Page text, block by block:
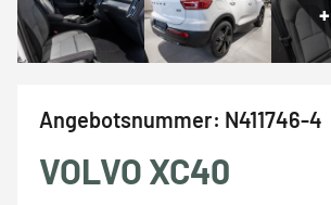
+
Angebotsnummer: N411746-4
VOLVO XC40